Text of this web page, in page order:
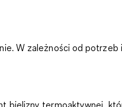
W zależności od potrzeb
bielizny termoaktywnej,